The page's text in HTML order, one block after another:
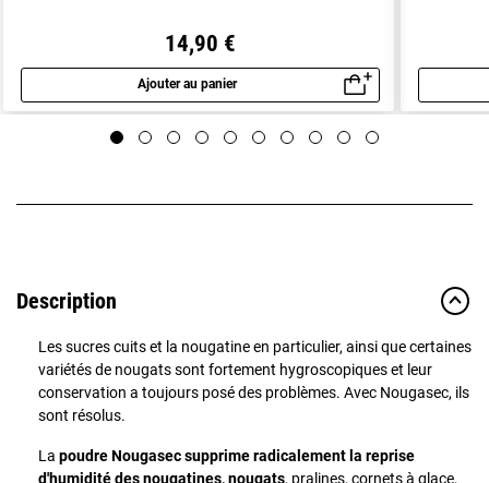
14,90 €
Ajouter au panier
Aperçu rapide
Description
Les sucres cuits et la nougatine en particulier, ainsi que certaines
variétés de nougats sont fortement hygroscopiques et leur
conservation a toujours posé des problèmes. Avec Nougasec, ils
sont résolus.
La poudre Nougasec supprime radicalement la reprise
d'humidité des nougatines, nougats, pralines, cornets à glace,